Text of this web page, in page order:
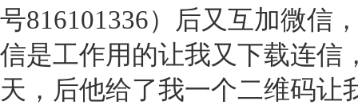
号816101336）后又互加微信
信是工作用的让我又下载连信
天，后他给了我一个二维码让